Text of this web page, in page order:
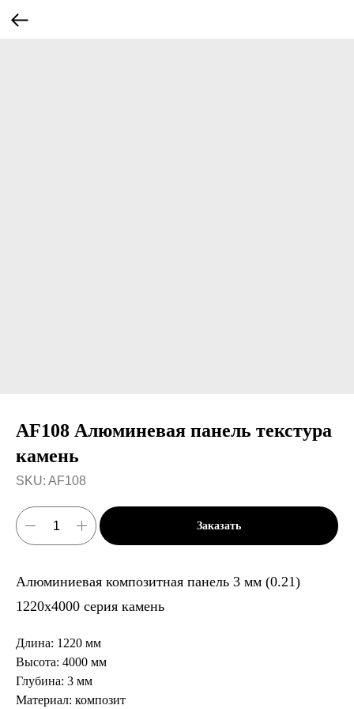
AF108 Алюминевая панель текстура
камень
SKU: AF108
Заказать
Алюминиевая композитная панель 3 мм (0.21)
1220х4000 серия камень
Длина: 1220 мм
Высота: 4000 мм
Глубина: 3 мм
Материал: композит